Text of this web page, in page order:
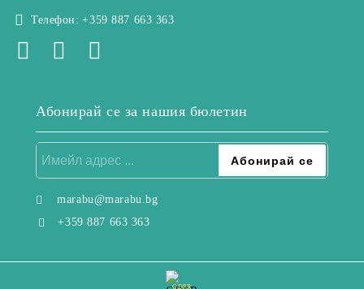
Телефон: +359 887 663 363
Абонирай се за нашия бюлетин
marabu@marabu.bg
+359 887 663 363
GDPR